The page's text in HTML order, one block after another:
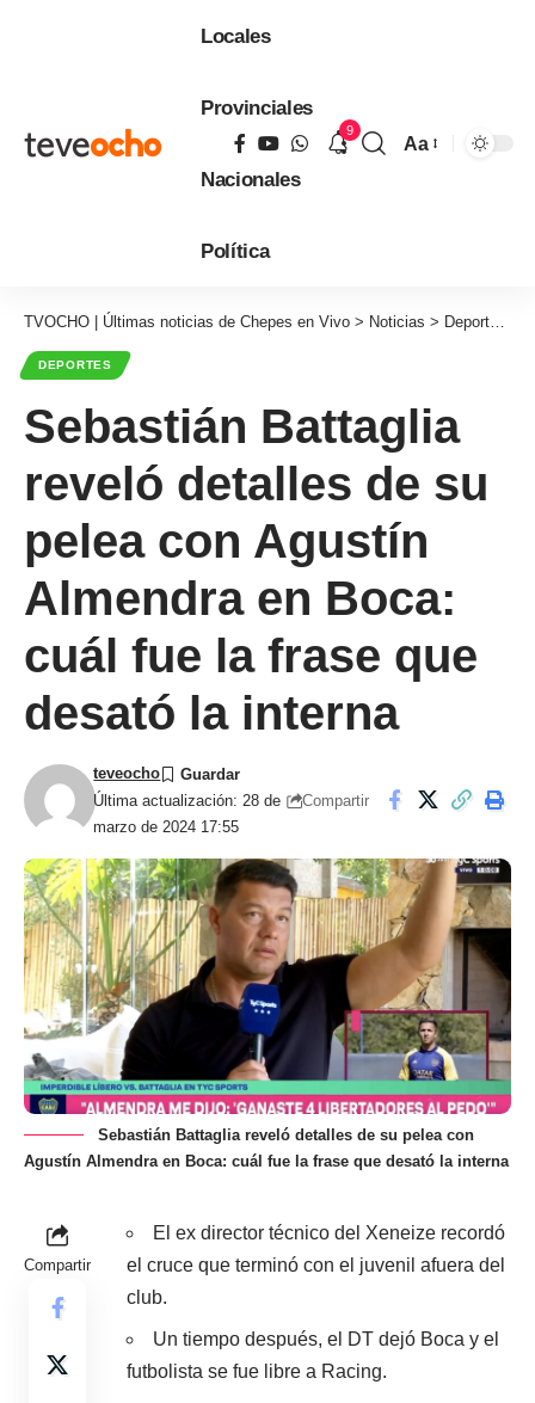
Locales
Provinciales
Nacionales
Política
9
Aa
TVOCHO | Últimas noticias de Chepes en Vivo > Noticias > Deportes
DEPORTES
Sebastián Battaglia
reveló detalles de su
pelea con Agustín
Almendra en Boca:
cuál fue la frase que
desató la interna
Última actualización: 28 de
marzo de 2024 17:55
teveocho
Compartir
Sebastián Battaglia reveló detalles de su pelea con
Agustín Almendra en Boca: cuál fue la frase que desató la interna
Compartir
El ex director técnico del Xeneize recordó
el cruce que terminó con el juvenil afuera del
club.
Un tiempo después, el DT dejó Boca y el
futbolista se fue libre a Racing.